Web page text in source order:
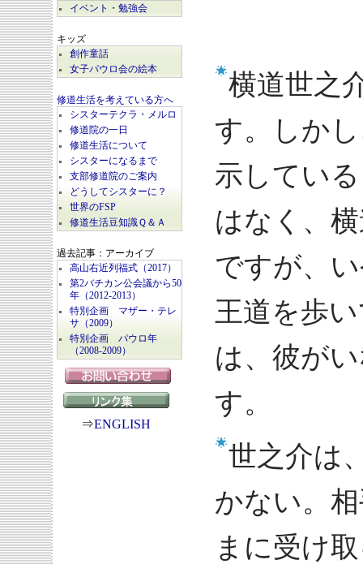
イベント・勉強会
キッズ
創作童話
女子パウロ会の絵本
修道生活を考えている方へ
シスターテクラ・メルロ
修道院の一日
修道生活について
シスターになるまで
支部修道院のご案内
どうしてシスターに？
世界のFSP
修道生活豆知識Ｑ＆Ａ
過去記事：アーカイブ
高山右近列福式（2017）
第2バチカン公会議から50
年（2012-2013）
特別企画 マザー・テレ
サ（2009）
特別企画 パウロ年
（2008-2009）
⇒ENGLISH
横道世之
す。しか
示してい
はなく、
ですが、
王道を歩
は、彼が
す。
世之介は
かない。
まに受け